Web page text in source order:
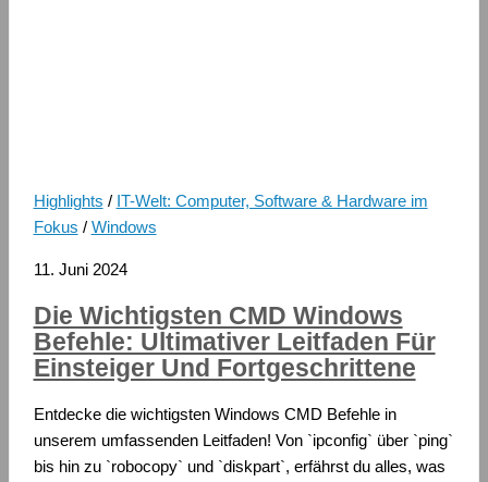
Highlights / IT-Welt: Computer, Software & Hardware im
Fokus / Windows
11. Juni 2024
Die Wichtigsten CMD Windows
Befehle: Ultimativer Leitfaden Für
Einsteiger Und Fortgeschrittene
Entdecke die wichtigsten Windows CMD Befehle in
unserem umfassenden Leitfaden! Von `ipconfig` über `ping`
bis hin zu `robocopy` und `diskpart`, erfährst du alles, was